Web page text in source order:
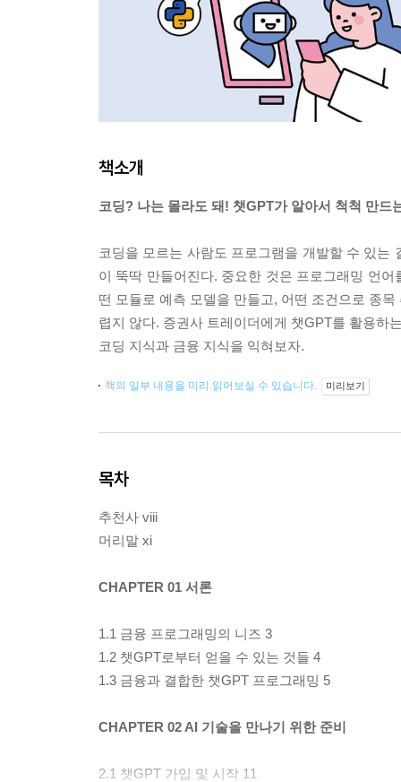
책소개
코딩? 나는 몰라도 돼! 챗GPT가 알아서 척척 만드
코딩을 모르는 사람도 프로그램을 개발할 수 있
이 뚝딱 만들어진다. 중요한 것은 프로그래밍 언
떤 모듈로 예측 모델을 만들고, 어떤 조건으로 종
렵지 않다. 증권사 트레이더에게 챗GPT를 활용하
코딩 지식과 금융 지식을 익혀보자.
책의 일부 내용을 미리 읽어보실 수 있습니다. 미리보기
목차
추천사 viii
머리말 xi
CHAPTER 01 서론
1.1 금융 프로그래밍의 니즈 3
1.2 챗GPT로부터 얻을 수 있는 것들 4
1.3 금융과 결합한 챗GPT 프로그래밍 5
CHAPTER 02 AI 기술을 만나기 위한 준비
2.1 챗GPT 가입 및 시작 11